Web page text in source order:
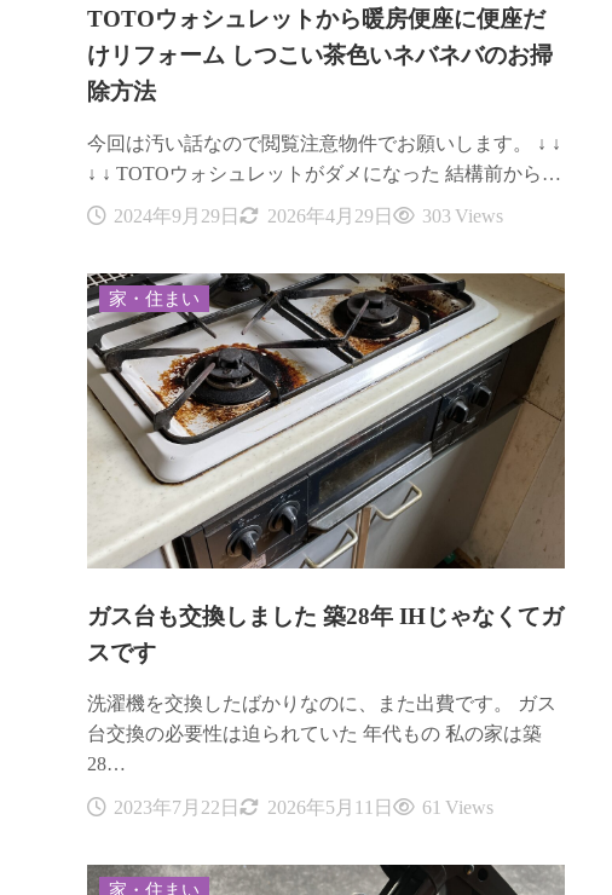
TOTOウォシュレットから暖房便座に便座だ
けリフォーム しつこい茶色いネバネバのお掃
除方法
今回は汚い話なので閲覧注意物件でお願いします。 ↓ ↓
↓ ↓ TOTOウォシュレットがダメになった 結構前から…
2024年9月29日 2026年4月29日 303 Views
ガス台も交換しました 築28年 IHじゃなくてガ
スです
洗濯機を交換したばかりなのに、また出費です。 ガス
台交換の必要性は迫られていた 年代もの 私の家は築
28…
2023年7月22日 2026年5月11日
家・住まい
61 Views
家・住まい